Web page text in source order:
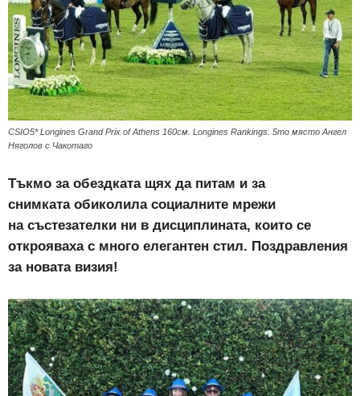
CSIO5* Longines Grand Prix of Athens 160см. Longines Rankings. 5то място Ангел
Няголов с Чакотаго
Тъкмо за обездката щях да питам и за
снимката обиколила социалните мрежи
на състезателки ни в дисциплината, които се
открояваха с много елегантен стил. Поздравления
за новата визия!